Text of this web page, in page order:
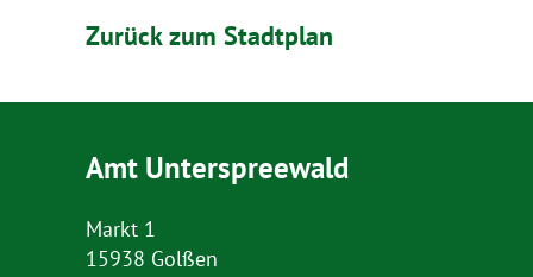
Zurück zum Stadtplan
Amt Unterspreewald
Markt 1
15938 Golßen